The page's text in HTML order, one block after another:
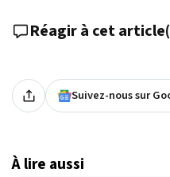
Réagir à cet article(
Suivez-nous sur
À lire aussi